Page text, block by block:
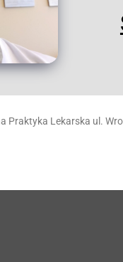
Praktyka Lekarska ul.